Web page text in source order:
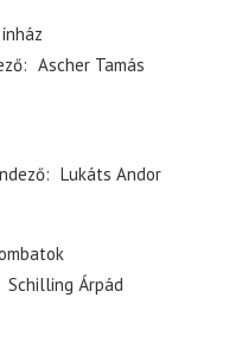
Ascher Tamás
Lukáts Andor
Schilling Árpád